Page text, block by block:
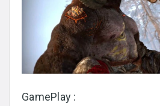
GamePlay :